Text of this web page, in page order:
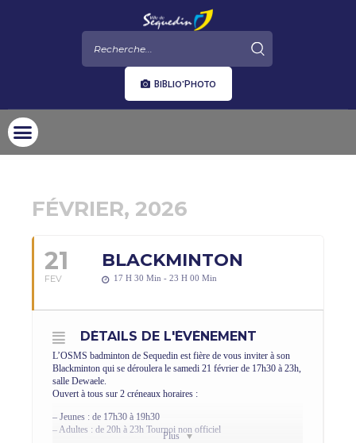
BIBLIO'PHOTO
FÉVRIER, 2026
21
FEV
BLACKMINTON
17 H 30 Min - 23 H 00 Min
Plus
DÉTAILS DE L'ÉVÈNEMENT
L’OSMS badminton de Sequedin est fière de vous inviter à son
Blackminton qui se déroulera le samedi 21 février de 17h30 à 23h,
salle Dewaele.
Ouvert à tous sur 2 créneaux horaires :
– Jeunes : de 17h30 à 19h30
– Adultes : de 20h à 23h Tournoi non officiel